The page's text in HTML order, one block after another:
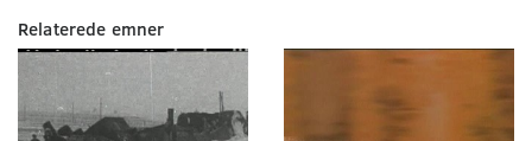
Relaterede emner